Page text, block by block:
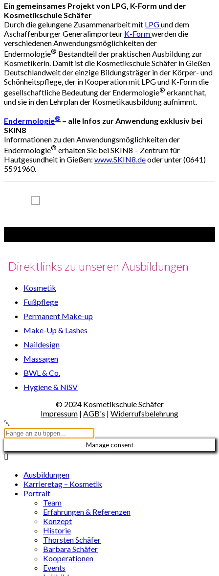
Ein gemeinsames Projekt von LPG, K-Form und der
Kosmetikschule Schäfer
Durch die gelungene Zusammenarbeit mit LPGund dem
Aschaffenburger Generalimporteur K-Formwerden die
verschiedenen Anwendungsmöglichkeiten der
Endermologie® Bestandteil der praktischen Ausbildung zur
Kosmetikerin. Damit ist die Kosmetikschule Schäfer in Gießen
Deutschlandweit der einzige Bildungsträger in der Körper- und
Schönheitspflege, der in Kooperation mit LPG und K-Form die
gesellschaftliche Bedeutung der Endermologie® erkannt hat,
und sie in den Lehrplan der Kosmetikausbildung aufnimmt.
Endermologie® – alle Infos zur Anwendung exklusiv bei
SKIN8
Informationen zu den Anwendungsmöglichkeiten der
Endermologie® erhalten Sie bei SKIN8 – Zentrum für
Hautgesundheit in Gießen: www.SKIN8.deoder unter (0641)
5591960.
Direktlinks zu unseren Ausbildungen
Kosmetik
Fußpflege
Permanent Make-up
Make-Up & Lashes
Naildesign
Massagen
BWL & Co.
Hygiene & NiSV
© 2024 Kosmetikschule Schäfer
Impressum | AGB's | Widerrufsbelehrung
Manage consent
Ausbildungen
Karrieretag – Kosmetik
Portrait
Team
Erfahrungen & Referenzen
Konzept
Historie
Thorsten Schäfer
Barbara Schäfer
Kooperationen
Events